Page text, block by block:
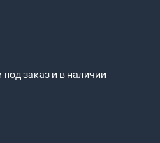
под заказ и в наличии